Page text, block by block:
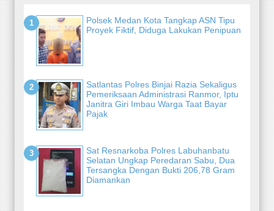
Polsek Medan Kota Tangkap ASN Tipu
Proyek Fiktif, Diduga Lakukan Penipuan
Satlantas Polres Binjai Razia Sekaligus
Pemeriksaan Administrasi Ranmor, Iptu
Janitra Giri Imbau Warga Taat Bayar
Pajak
Sat Resnarkoba Polres Labuhanbatu
Selatan Ungkap Peredaran Sabu, Dua
Tersangka Dengan Bukti 206,78 Gram
Diamankan